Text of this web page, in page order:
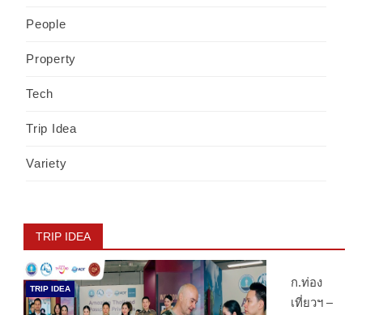
People
Property
Tech
Trip Idea
Variety
TRIP IDEA
TRIP IDEA
ก.ท่อง
เที่ยวฯ –